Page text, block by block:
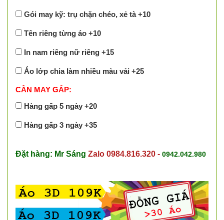
Gói may kỹ: trụ chặn chéo, xẻ tà +10
Tên riêng từng áo +10
In nam riêng nữ riêng +15
Áo lớp chia làm nhiều màu vải +25
CẦN MAY GẤP:
Hàng gấp 5 ngày +20
Hàng gấp 3 ngày +35
Đặt hàng: Mr Sáng Zalo 0984.816.320 - 0942.042.980